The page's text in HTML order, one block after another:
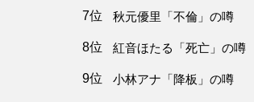
7位 秋元優里「不倫」の噂
8位 紅音ほたる「死亡」の噂
9位 小林アナ「降板」の噂